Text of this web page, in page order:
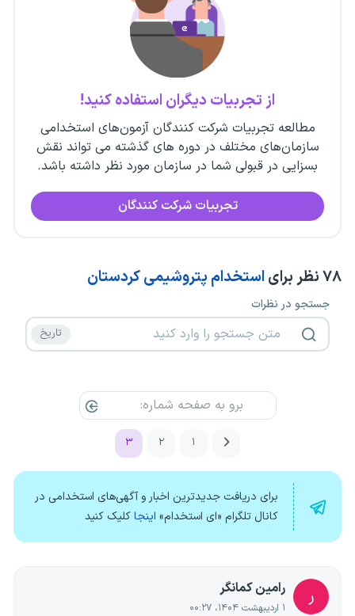
از تجربیات دیگران استفاده کنید!
مطالعه تجربیات شرکت کنندگان آزمون‌های استخدامی
سازمان‌های مختلف در دوره های گذشته می تواند نقش
بسزایی در قبولی شما در سازمان مورد نظر داشته باشد.
تجربیات شرکت کنندگان
۷۸نظر برای استخدام پتروشیمی کردستان
جستجو در نظرات
۱ ۲ ۳
برای دریافت جدیدترین اخبار و آگهی‌های استخدامی در
کانال تلگرام «ای استخدام» اینجاکلیک کنید
ر رامین کمانگر
۱ اردیبهشت ۱۴۰۴، ۰۰:۲۷